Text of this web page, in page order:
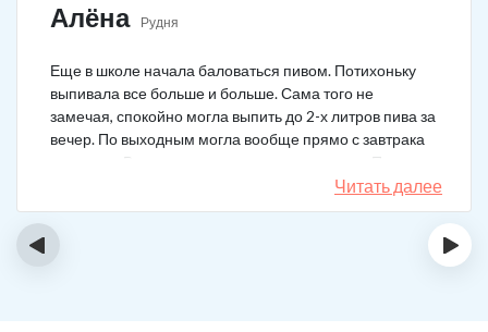
Алёна Рудня
Еще в школе начала баловаться пивом. Потихоньку
выпивала все больше и больше. Сама того не
замечая, спокойно могла выпить до 2-х литров пива за
вечер. По выходным могла вообще прямо с завтрака
выпивать. В клинику решила позвонить сама. Прошла
курс и уже год не принимаю алкоголь вообще никакой.
Читать далее
‹ ›